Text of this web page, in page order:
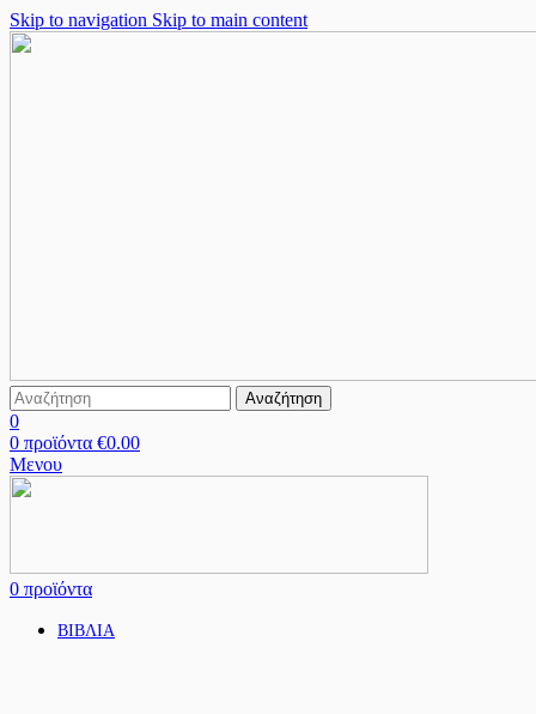
Skip to navigation Skip to main content
Αναζήτηση
0
0 προϊόντα €0.00
Μενου
0 προϊόντα
ΒΙΒΛΙΑ